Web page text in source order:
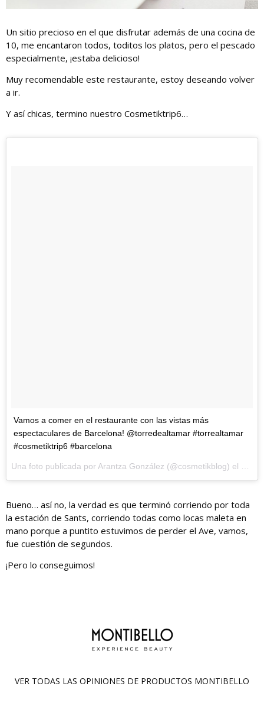
Un sitio precioso en el que disfrutar además de una cocina de
10, me encantaron todos, toditos los platos, pero el pescado
especialmente, ¡estaba delicioso!
Muy recomendable este restaurante, estoy deseando volver
a ir.
Y así chicas, termino nuestro Cosmetiktrip6…
Vamos a comer en el restaurante con las vistas más
espectaculares de Barcelona! @torredealtamar #torrealtamar
#cosmetiktrip6 #barcelona
Bueno… así no, la verdad es que terminó corriendo por toda
la estación de Sants, corriendo todas como locas maleta en
mano porque a puntito estuvimos de perder el Ave, vamos,
fue cuestión de segundos.
¡Pero lo conseguimos!
VER TODAS LAS OPINIONES DE PRODUCTOS MONTIBELLO